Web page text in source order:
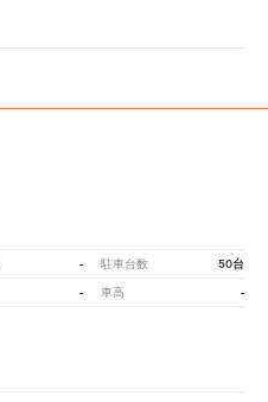
- 駐車台数 50台
- 車高 -